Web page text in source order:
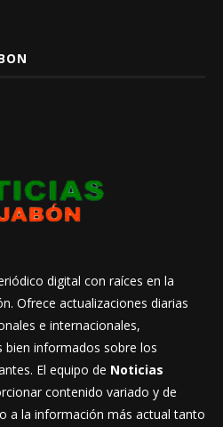
digital con raíces en la
Ofrece actualizaciones diarias
e internacionales,
bien informados sobre los
El equipo de Noticias
contenido variado y de
a la información más actual tanto